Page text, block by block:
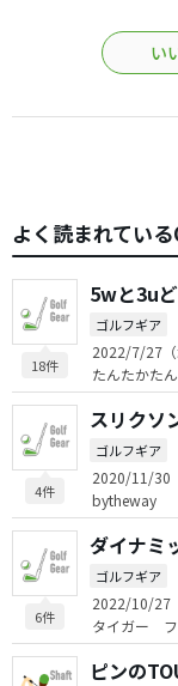
い
よく読まれてい
18件
5wと3u
ゴルフギア
2022/7/27
たんたかたん
4件
スリク
ゴルフギア
2020/11/30
bytheway
6件
ダイナミ
ゴルフギア
2022/10/27
タイガー フ
ピンの